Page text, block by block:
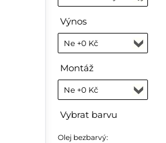
Výnos
Montáž
Vybrat barvu
Olej bezbarvý: